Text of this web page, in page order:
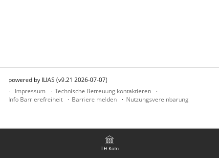
TH Köln
powered by ILIAS (v9.21 2026-07-07)
Impressum
Technische Betreuung kontaktieren
Info Barrierefreiheit
Barriere melden Nutzungsvereinbarung